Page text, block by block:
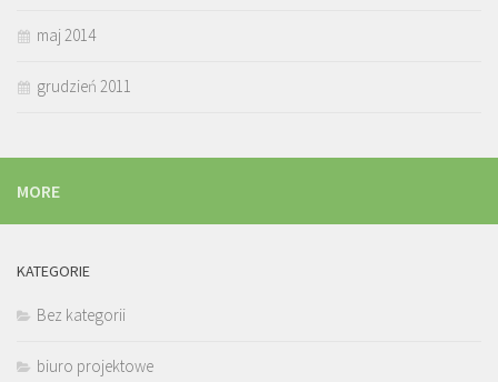
maj 2014
grudzień 2011
MORE
KATEGORIE
Bez kategorii
biuro projektowe